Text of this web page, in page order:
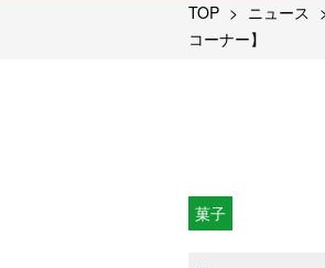
TOP ニュース
コーナー】
菓子